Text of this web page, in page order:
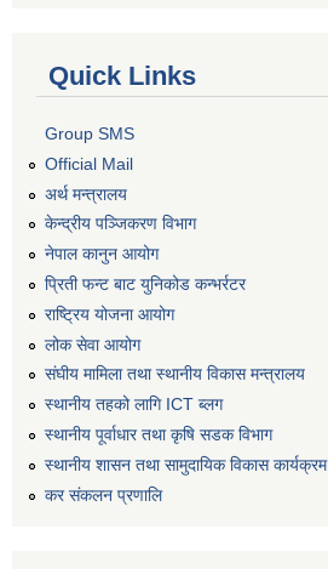
Quick Links
Group SMS
Official Mail
अर्थ मन्त्रालय
केन्द्रीय पञ्जिकरण विभाग
नेपाल कानुन आयोग
प्रिती फन्ट बाट युनिकोड कन्भर्रटर
राष्ट्रिय योजना आयोग
लोक सेवा आयोग
संघीय मामिला तथा स्थानीय विकास मन्त्रालय
स्थानीय तहको लागि ICT ब्लग
स्थानीय पूर्वाधार तथा कृषि सडक विभाग
स्थानीय शासन तथा सामुदायिक विकास कार्यक्रम
कर स‌ंकलन प्रणालि